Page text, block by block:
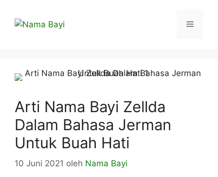
Menu
Arti Nama Bayi Zellda
Dalam Bahasa Jerman
Untuk Buah Hati
10 Juni 2021 oleh Nama Bayi